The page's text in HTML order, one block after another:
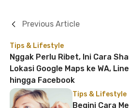
Tips & Lifestyle
Nggak Perlu Ribet, Ini Cara
Lokasi Google Maps ke WA,
hingga Facebook
Previous Article
Tips & Lifestyle
Begini Cara